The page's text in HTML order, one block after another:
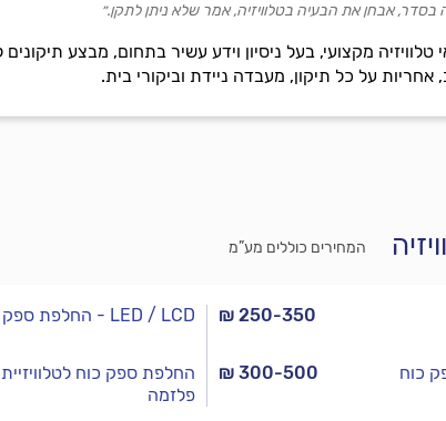
אחריות על כל תיקון, מעבדה ניידת וביקורי בית.
בסדר, אבחן את הבעיה בטלוויזיה, אמר שלא ניתן לתקן.״
המחירים כוללים מע”מ
₪ 250-350
₪ 300-500
החלפת ספק כוח - LED / LCD
החלפת ספק כוח לטלוויזיית
פלזמה